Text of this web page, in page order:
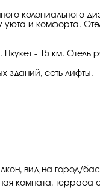
колониального
и комфорта.
Пхукет - 15 км.
зданий, есть лифты.
вид на город/
комната,